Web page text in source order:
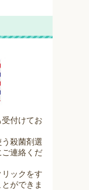
付けてお
殺菌剤選
連絡くだ
リックをす
ができま